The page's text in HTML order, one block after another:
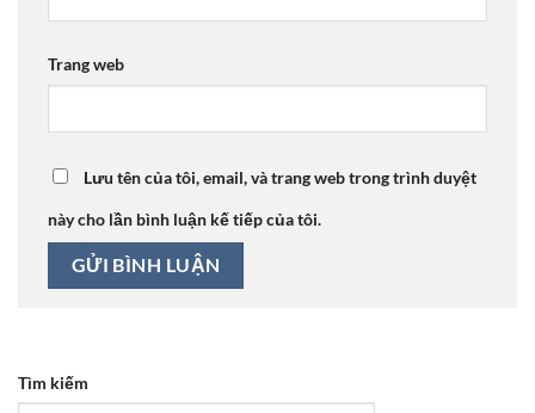
Trang web
Lưu tên của tôi, email, và trang web trong trình duyệt
này cho lần bình luận kế tiếp của tôi.
Tìm kiếm